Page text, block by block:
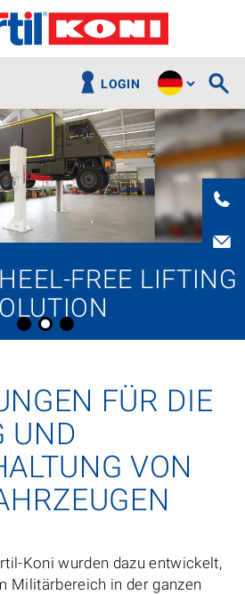
LOGIN
FREE LIFTING
FÜR DIE
UND
VON
Koni wurden dazu entwickelt,
Militärbereich in der ganzen